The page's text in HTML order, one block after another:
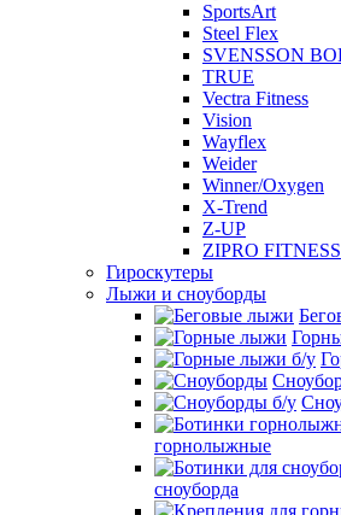
SportsArt
Steel Flex
SVENSSON
TRUE
Vectra Fitness
Vision
Wayflex
Weider
Winner/Oxygen
X-Trend
Z-UP
ZIPRO FITNESS
Гироскутеры
Лыжи и сноуборды
горнолыжные
сноуборда